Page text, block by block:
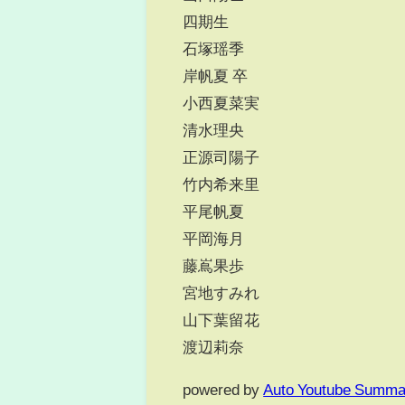
四期生
石塚瑶季
岸帆夏 卒
小西夏菜実
清水理央
正源司陽子
竹内希来里
平尾帆夏
平岡海月
藤嶌果歩
宮地すみれ
山下葉留花
渡辺莉奈
powered by Auto Youtube